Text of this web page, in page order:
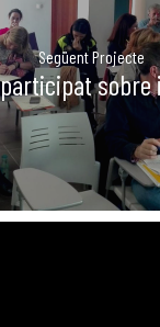
Següent Projecte
sobre